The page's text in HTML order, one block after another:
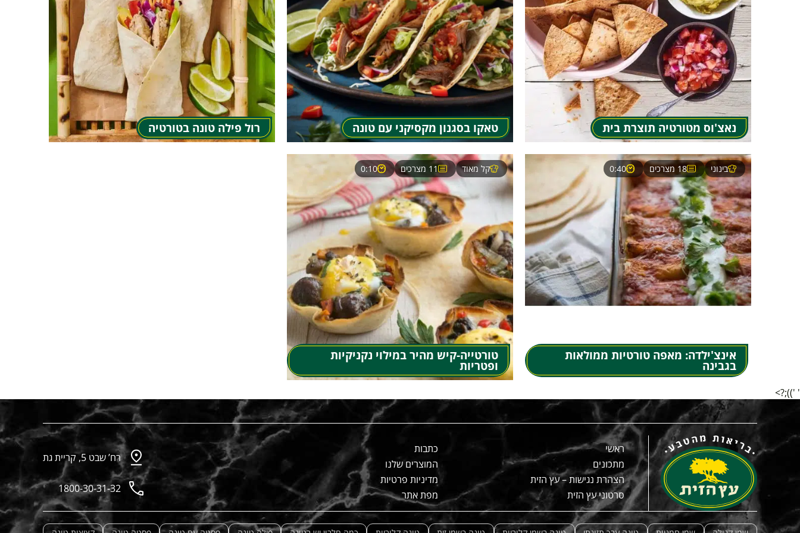
נאצ'וס מטורטיה תוצרת בית טאקו בסגנון מקסיקני עם טונה רול פילה טונה בטורטיה
אינצ'ילדה: מאפה טורטיות ממולאות
בגבינה
בינוני 18 מצרכים 0:40
טורטייה-קיש מהיר במילוי נקניקיות
ופטריות
קל מאוד 11 מצרכים 0:10
' '));?>
ראשי
כתבות
מתכונים
המוצרים שלנו
הצהרת נגישות – עץ הזית
מדיניות פרטיות
סרטוני עץ הזית
מפת אתר
רח’ שבט 5, קריית גת
1800-30-31-32